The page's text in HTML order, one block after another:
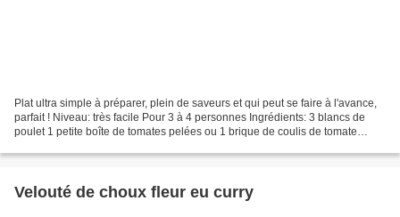
Plat ultra simple à préparer, plein de saveurs et qui peut se faire à l'avance,
parfait ! Niveau: très facile Pour 3 à 4 personnes Ingrédients: 3 blancs de
poulet 1 petite boîte de tomates pelées ou 1 brique de coulis de tomate
Velouté de choux fleur eu curry